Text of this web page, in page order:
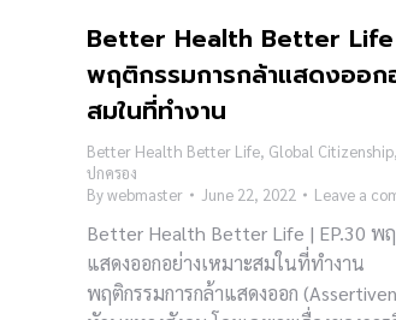
Better Health Better Life
พฤติกรรมการกล้าแสดงออก
สมในที่ทำงาน
Better Health Better Life, Global Citizenship,
ปกครอง
Bywebmaster June 22, 2022 Leave a
Better Health Better Life | EP.30 พฤ
แสดงออกอย่างเหมาะสมในที่ทำงาน
พฤติกรรมการกล้าแสดงออก